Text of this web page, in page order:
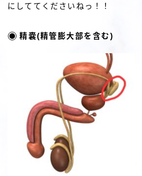
にしててくださいねっ！！
精嚢(精管膨大部を含む)